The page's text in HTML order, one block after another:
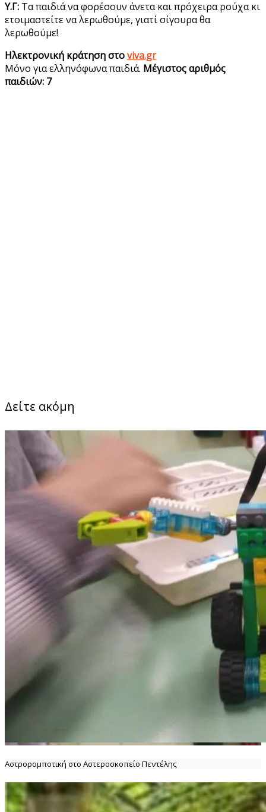
Υ.Γ: Τα παιδιά να φορέσουν άνετα και πρόχειρα ρούχα κι
ετοιμαστείτε να λερωθούμε, γιατί σίγουρα θα
λερωθούμε!
Ηλεκτρονική κράτηση στοviva.gr
Μόνο για ελληνόφωνα παιδιά. Mέγιστος αριθμός
παιδιών: 7
Δείτε ακόμη
Αστρορομποτική στο Αστεροσκοπείο Πεντέλης